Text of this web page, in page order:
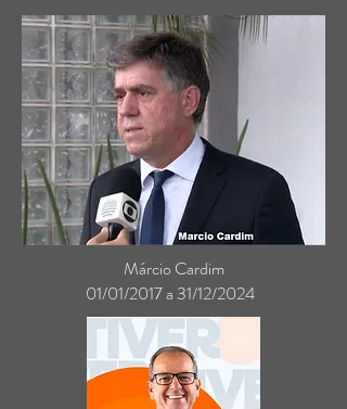
Márcio Cardim
01/01/2017 a 31/12/2024